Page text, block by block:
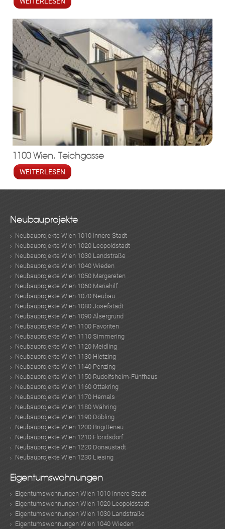
1100 Wien, Teichgasse
WEITERLESEN
Neubauprojekte
Neubauprojekte Wien 1010 Innere Stadt
Neubauprojekte Wien 1020 Leopoldstadt
Neubauprojekte Wien 1030 Landstraße
Neubauprojekte Wien 1040 Wieden
Neubauprojekte Wien 1050 Margareten
Neubauprojekte Wien 1060 Mariahilf
Neubauprojekte Wien 1070 Neubau
Neubauprojekte Wien 1080 Josefstadt
Neubauprojekte Wien 1090 Alsergrund
Neubauprojekte Wien 1100 Favoriten
Neubauprojekte Wien 1110 Simmering
Neubauprojekte Wien 1120 Meidling
Neubauprojekte Wien 1130 Hietzing
Neubauprojekte Wien 1140 Penzing
Neubauprojekte Wien 1150 Rudolfsheim-Fünfhaus
Neubauprojekte Wien 1160 Ottakring
Neubauprojekte Wien 1170 Hernals
Neubauprojekte Wien 1180 Währing
Neubauprojekte Wien 1190 Döbling
Neubauprojekte Wien 1200 Brigittenau
Neubauprojekte Wien 1210 Floridsdorf
Neubauprojekte Wien 1220 Donaustadt
Neubauprojekte Wien 1230 Liesing
Eigentumswohnungen
Eigentumswohnungen Wien 1010 Innere Stadt
Eigentumswohnungen Wien 1020 Leopoldstadt
Eigentumswohnungen Wien 1030 Landstraße
Eigentumswohnungen Wien 1040 Wieden